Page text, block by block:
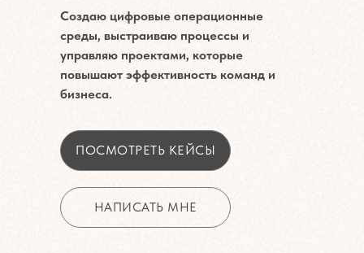
Создаю цифровые операционные
среды, выстраиваю процессы и
управляю проектами, которые
повышают эффективность команд и
бизнеса.
ПОСМОТРЕТЬ КЕЙСЫ
НАПИСАТЬ МНЕ